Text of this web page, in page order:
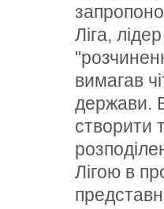
Ліга,
вимагав
держави.
створити
Лігою в